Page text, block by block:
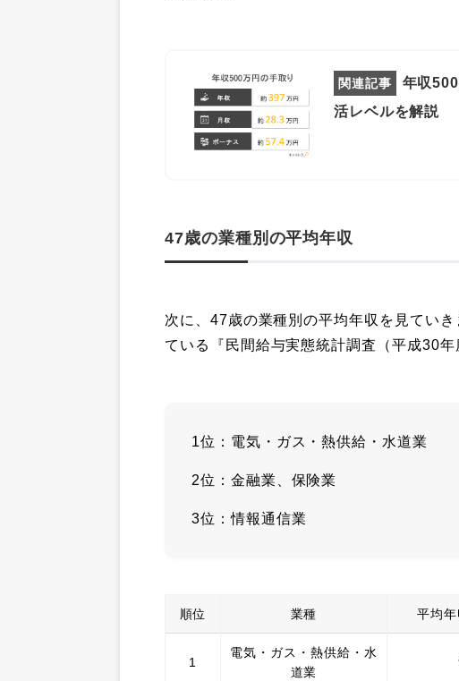
年収
活レベルを解説
47歳の業種別の平均年収
次に、47歳の業種別の平均年収を見てい
ている『民間給与実態統計調査（平成30年
1位：電気・ガス・熱供給・水道業
2位：金融業、保険業
3位：情報通信業
順位 業種 平均年
1
電気・ガス・熱供給・水
道業